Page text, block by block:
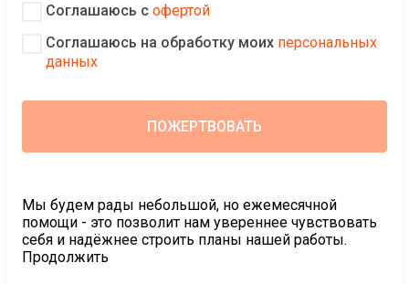
Соглашаюсь с офертой
Соглашаюсь на обработку моих персональных
данных
Мы будем рады небольшой, но ежемесячной
помощи - это позволит нам увереннее чувствовать
себя и надёжнее строить планы нашей работы.
Продолжить